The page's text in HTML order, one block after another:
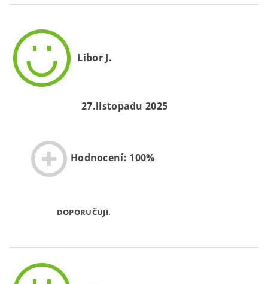
Libor J.
27.listopadu 2025
Hodnocení: 100%
DOPORUČUJI.